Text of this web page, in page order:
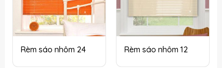
Rèm sáo nhôm 24 Rèm sáo nhôm 12